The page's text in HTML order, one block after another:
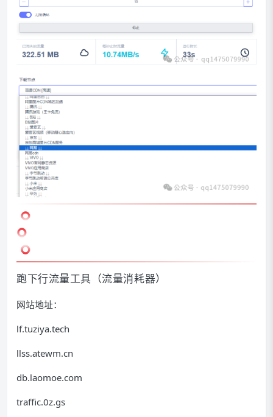
跑下行流量工具（流量消耗器）
网站地址：
lf.tuziya.tech
llss.atewm.cn
db.laomoe.com
traffic.0z.gs